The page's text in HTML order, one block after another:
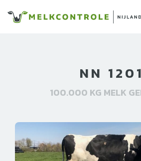
NN 1201
100.000 KG MELK